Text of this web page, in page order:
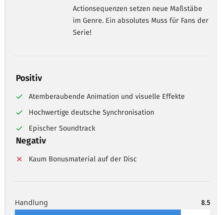
Actionsequenzen setzen neue Maßstäbe
im Genre. Ein absolutes Muss für Fans der
Serie!
Positiv
Atemberaubende Animation und visuelle Effekte
Hochwertige deutsche Synchronisation
Epischer Soundtrack
Negativ
Kaum Bonusmaterial auf der Disc
Handlung 8.5